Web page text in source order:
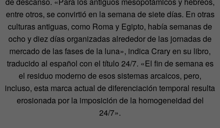
entre otros, se convirtió en la semana de siete días. En otras
culturas antiguas, como Roma y Egipto, había semanas de
ocho y diez días organizadas alrededor de las jornadas de
mercado de las fases de la luna», indica Crary en su libro,
traducido al español con el título 24/7. «El fin de semana es
el residuo moderno de esos sistemas arcaicos, pero,
incluso, esta marca actual de diferenciación temporal resulta
erosionada por la imposición de la homogeneidad del
24/7».